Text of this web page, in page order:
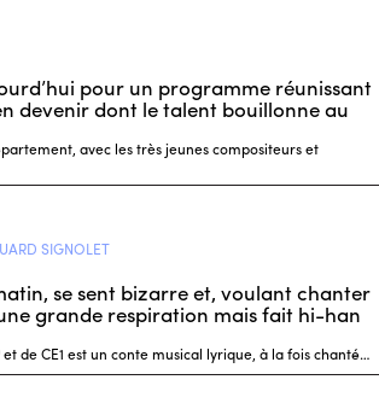
pour un programme réunissant
devenir dont le talent bouillonne au
avec les très jeunes compositeurs et
SIGNOLET
se sent bizarre et, voulant chanter
grande respiration mais fait hi-han
de CE1 est un conte musical lyrique, à la fois chanté…